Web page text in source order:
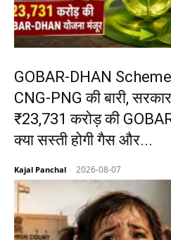
GOBAR-DHAN
CNG-PNG की बारी, सरकार
₹23,731 करोड़ की
क्या सस्ती होगी गैस और...
Kajal Panchal - 2026-08-07